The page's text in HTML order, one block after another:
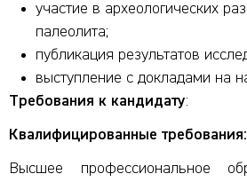
участие в археологических
палеолита;
публикация результатов
выступление с докладами на
Требования к кандидату:
Квалифицированные
Высшее профессиональное